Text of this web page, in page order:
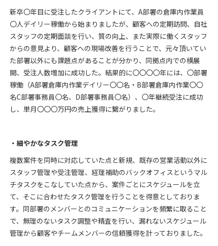
新卒〇年目に受注したクライアントにて、A部署の倉庫内作業員
〇人デイリー稼働から始まりましたが、顧客への定期訪問、自社
スタッフの定期面談を行い、質の向上、また実際に働くスタッフ
からの意見より、顧客への現場改善を行うことで、元々頂いてい
た部署以外にも課題点があることが分かり、同拠点内での横展
開、受注人数増加に成功した。結果的に〇〇〇〇年には、〇部署
稼働（A部署倉庫内作業デイリー〇〇名・B部署倉庫内作業〇〇
名C部署事務員〇名、D部署事務員〇名）、〇年継続受注に成功
し、単月〇〇〇万円の売上獲得に繋がりました。
・細やかなタスク管理
複数案件を同時に対応していた点と新規、既存の営業活動以外に
スタッフ管理や受注管理、経理補助のバックオフィスというマル
チタスクをこなしていた点から、案件ごとにスケジュールを立
て、そこに合わせたタスク管理を行うことを得意としておりま
す。同部署のメンバーとのコミュニケーションを頻繁に取ること
で、無理のないタスク調整や精査を行い、漏れないスケジュール
管理から顧客やチームメンバーの信頼獲得を計っておりました。